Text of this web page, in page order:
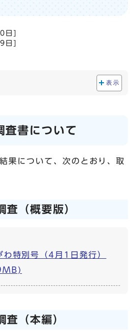
日
日
表示
査書について
果について、次のとおり、取
査（概要版）
わ特別号（4月1日発行）
査（本編）